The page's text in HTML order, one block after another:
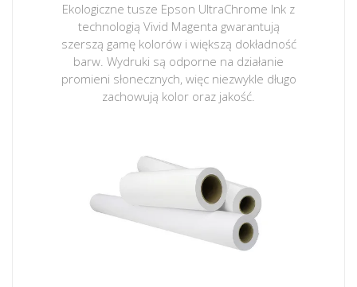
Ekologiczne tusze Epson UltraChrome Ink z
technologią Vivid Magenta gwarantują
szerszą gamę kolorów i większą dokładność
barw. Wydruki są odporne na działanie
promieni słonecznych, więc niezwykle długo
zachowują kolor oraz jakość.